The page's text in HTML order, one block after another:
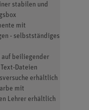
stabilen und
mit
- selbstständiges
auf beiliegender
Dateien
erhältlich
mit
Lehrer erhältlich